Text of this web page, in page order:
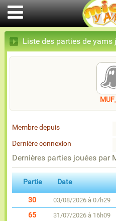
Liste des parties de yams
Membre depuis
Dernière connexion
Dernières parties jouées par
Partie Date
30 03/08/2026 à 07h29
65
31/07/2026 à 16h09